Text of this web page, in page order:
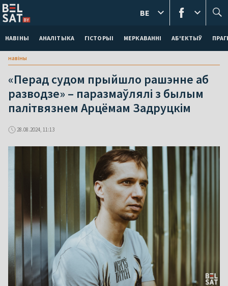
НАВІНЫ АНАЛІТЫКА ГІСТОРЫІ МЕРКАВАННI АБ'ЕКТЫЎ
BE
навіны
«Перад судом прыйшло рашэнне аб
разводзе» – паразмаўлялі з былым
палітвязнем Арцёмам Задруцкім
28.08.2024, 11:13